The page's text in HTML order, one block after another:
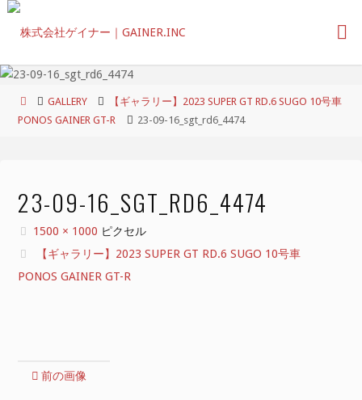
コ
ン
ホ
ー
GALLERY
【ギャラリー】2023 SUPER GT RD.6 SUGO 10号車
PONOS GAINER GT-R
23-09-16_sgt_rd6_4474
23-09-16_SGT_RD6_4474
フ
ル
サ
1500 × 1000 ピクセル
【ギャラリー】2023 SUPER GT RD.6 SUGO 10号車
PONOS GAINER GT-R
前の画像